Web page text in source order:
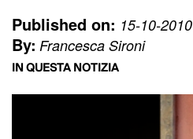
Published on: 15-10-2010
By: Francesca Sironi
IN QUESTA NOTIZIA